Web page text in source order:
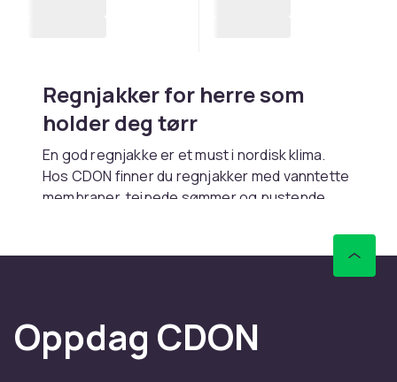
Regnjakker for herre som
holder deg tørr
En god regnjakke er et must i nordisk klima.
Hos CDON finner du regnjakker med vanntette
membraner, teipede sømmer og pustende
Vanntette materialer og
membranteknologi som hindrer vann utenfra
men slipper fukt gjennom innenfra.
Oppdag CDON